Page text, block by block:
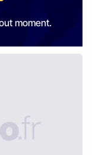
moment.